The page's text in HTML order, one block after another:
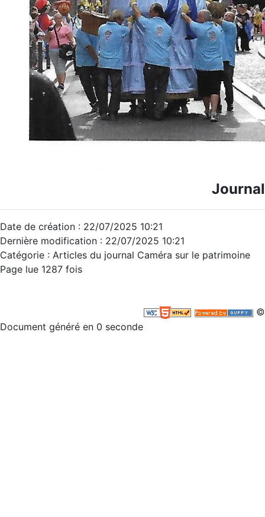
Date de création : 22/07/2025 10:21
Dernière modification : 22/07/2025 10:21
Catégorie : Articles du journal Caméra sur le patrimoine
Page lue 1287 fois
©
Document généré en 0 seconde